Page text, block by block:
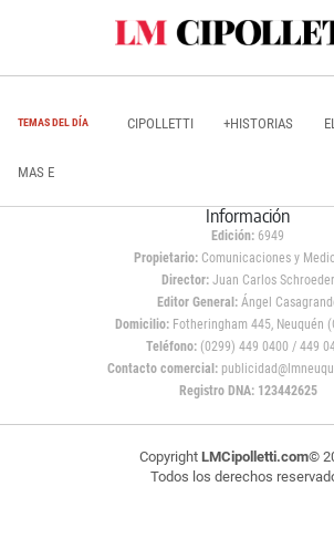
TEMAS DEL DÍA CIPOLLETTI +HISTORIAS
MAS E
Información
Edición: 6949
Propietario:Comunicaciones y
Director: Juan Carlos Schroeder
Editor General:Ángel
Domicilio:Fotheringham 445, Neuquén
Teléfono: (0299) 449 0400 / 449
Contacto comercial:
Registro DNA: 123442625
Copyright LMCipolletti.com©
Todos los derechos